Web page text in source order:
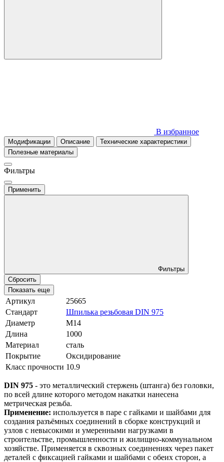
В избранное
Модификации Описание
Технические характеристики
Полезные материалы
Фильтры
Применить
Фильтры
Сбросить
Показать еще
Артикул
25665
Стандарт
Шпилька резьбовая DIN 975
Диаметр
М14
Длина
1000
Материал
сталь
Покрытие
Оксидирование
Класс прочности 10.9
DIN 975 - это металлический стержень (штанга) без головки,
по всей длине которого методом накатки нанесена
метрическая резьба.
Применение: используется в паре с гайками и шайбами для
создания разъёмных соединений в сборке конструкций и
узлов с невысокими и умеренными нагрузками в
строительстве, промышленности и жилищно-коммунальном
хозяйстве. Применяется в сквозных соединениях через пакет
деталей с фиксацией гайками и шайбами с обеих сторон, а